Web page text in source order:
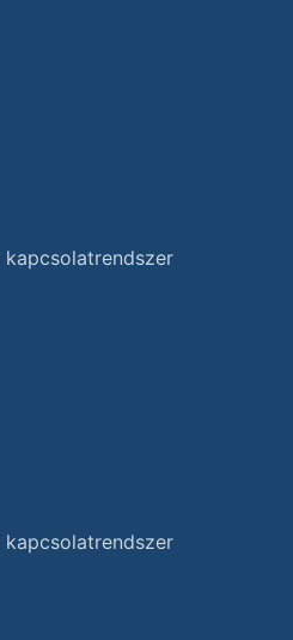
kapcsolatrendszer
kapcsolatrendszer